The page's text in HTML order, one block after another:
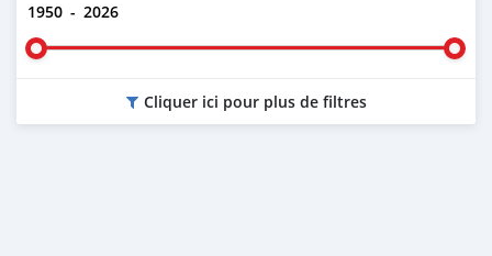
1950 - 2026
Cliquer ici pour plus de filtres